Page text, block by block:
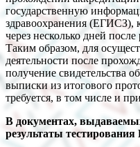
государственную
здравоохранения (ЕГИСЗ),
через несколько дней
Таким образом, для
деятельности после
получение свидетельства
выписки из итогового
требуется, в том числе и
В документах,
результаты